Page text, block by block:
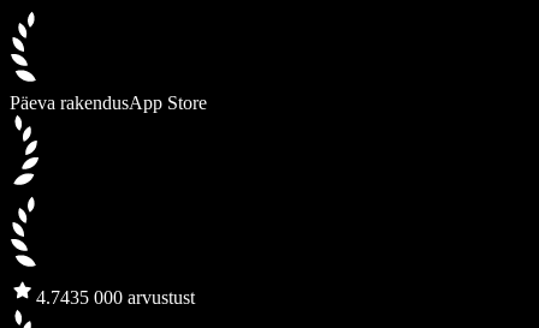
Päeva rakendusApp Store
4.7435 000 arvustust